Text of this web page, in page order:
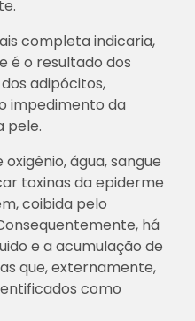
completa indicaria,
é o resultado dos
adipócitos,
impedimento da
pele.
água, sangue
toxinas da epiderme
coibida pelo
há
e a acumulação de
que, externamente,
como